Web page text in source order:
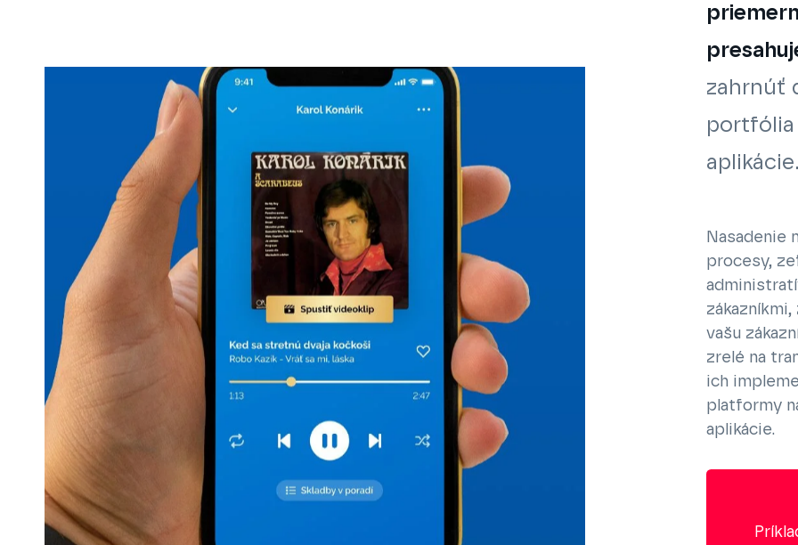
zahrnúť
Nasadenie
procesy,
vašu
zrelé na
ich
platformy
aplikácie.